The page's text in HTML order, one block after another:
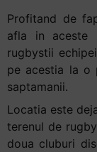
Profitand de
afla in aceste
rugbystii
pe acestia la o
saptamanii.
Locatia este
terenul de
doua cluburi